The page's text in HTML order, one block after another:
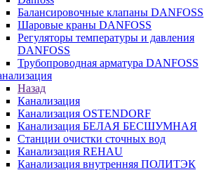
Балансировочные клапаны DANFOSS
Шаровые краны DANFOSS
Регуляторы температуры и давления
DANFOSS
Трубопроводная арматура DANFOSS
Назад
Канализация
Канализация OSTENDORF
Канализация БЕЛАЯ БЕСШУМНАЯ
Станции очистки сточных вод
Канализация REHAU
Канализация внутренняя ПОЛИТЭК